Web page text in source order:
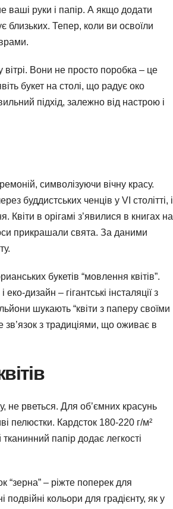
ваші руки і папір. А якщо додати
близьких. Тепер, коли ви освоїли
Вони не просто поробка – це
букет на столі, що радує око
підхід, залежно від настрою і
символізуючи вічну красу.
буддистських ченців у VI столітті, і
в орігамі з’явилися в книгах на
прикрашали свята. За даними
букетів “мовлення квітів”.
дизайн – гігантські інсталяції з
шукають “квіти з паперу своїми
з традиціями, що оживає в
не рветься. Для об’ємних красунь
пелюстки. Кардсток 180-220 г/м²
папір додає легкості
– ріжте поперек для
кольори для градієнту, як у